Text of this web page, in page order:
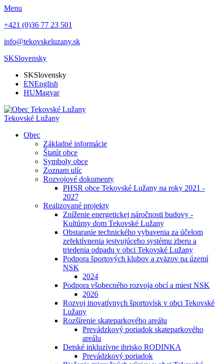
Menu
+421 (0)36 77 23 501
info@tekovskeluzany.sk
SKSlovensky
SKSlovensky
ENEnglish
HUMagyar
Tekovské Lužany
Obec
Základné informácie
Štatút obce
Symboly obce
Zoznam ulíc
Rozvojové dokumenty
PHSR obce Tekovské Lužany na roky 2021 -
2027
Realizované projekty
Zníženie energetickej náročnosti budovy -
Kultúrny dom Tekovské Lužany
Obstaranie technického vybavenia za účelom
zefektívnenia jestvujúceho systému zberu a
triedenia odpadu v obci Tekovské Lužany
Podpora športových klubov a zväzov na území
NSK
2024
Podpora všobecného rozvoja obcí a miest NSK
2026
Rozvoj inovatívnych športovísk v obci Tekovské
Lužany
Rozšírenie skateparkového areálu
Prevádzkový poriadok skateparkového
areálu
Detské inkluzívne ihrisko RODINKA
Prevádzkový poriadok